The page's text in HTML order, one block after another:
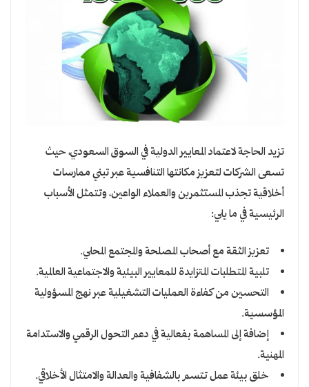
تزيد الحاجة لاعتماد المعايير الدولية في السوق السعودي، حيث
تسعى الشركات لتعزيز مكانتها التنافسية عبر تبني ممارسات
أخلاقية تجذب المستثمرين والعملاء الواعين، وتتمثل الأسباب
الرئيسية في ما يلي:
تعزيز الثقة مع أصحاب المصلحة والمجتمع المحلي.
تلبية المتطلبات المتزايدة للمعايير البيئية والاجتماعية العالمية.
التحسين من كفاءة العمليات التشغيلية عبر نهج المسؤولية
المؤسسية.
إضافة إلى المساهمة بفعالية في دعم التحول الرقمي والاستدامة
المهنية.
خلق بيئة عمل تتسم بالشفافية والعدالة والامتثال الأخلاقي.